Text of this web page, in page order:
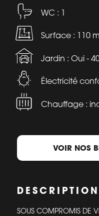
WC : 1
Surface : 110
Jardin :
Électricité
Chauffage :
VOIR NOS
SOUS COMPROMIS DE